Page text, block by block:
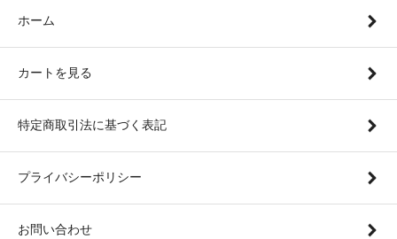
ホーム
カートを見る
特定商取引法に基づく表記
プライバシーポリシー
お問い合わせ